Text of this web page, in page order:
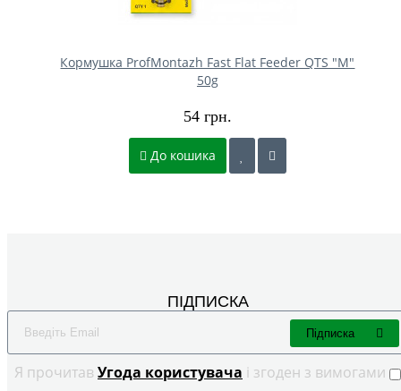
Кормушка ProfMontazh Fast Flat Feeder QTS "M"
50g
54 грн.
До кошика
ПІДПИСКА
Я прочитав Угода користувача і згоден з вимогами
Підписка